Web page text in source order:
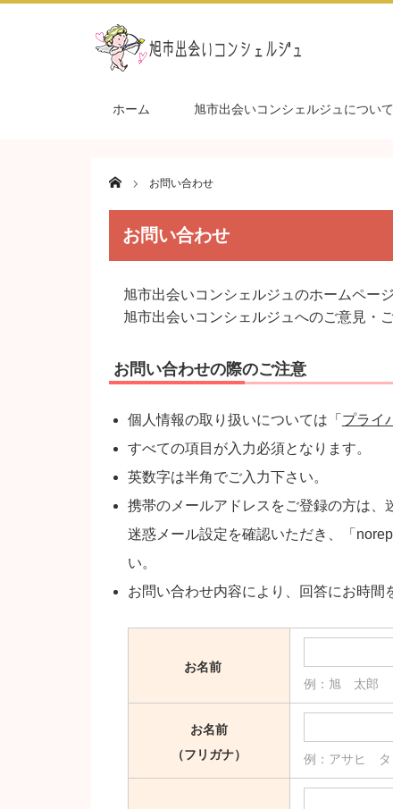
ホーム 旭市出会いコンシェルジュについて
Home お問い合わせ
お問い合わせ
旭市出会いコンシェルジュのホームペー
旭市出会いコンシェルジュへのご意見・
お問い合わせの際のご注意
個人情報の取り扱いについては「 プライ
すべての項目が入力必須となります。
英数字は半角でご入力下さい。
携帯のメールアドレスをご登録の方は、
迷惑メール設定を確認いただき、「
い。
お問い合わせ内容により、回答にお時間
お名前
例：旭 太郎
お名前
（フリガナ）
例：アサヒ タ